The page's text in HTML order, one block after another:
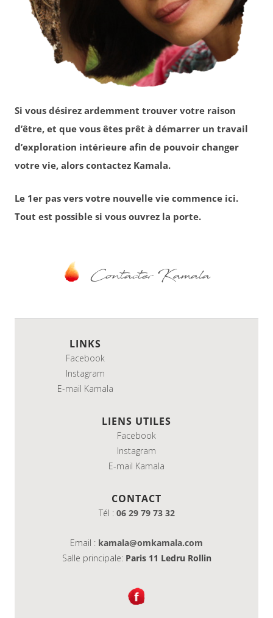
Si vous désirez ardemment trouver votre raison
d’être, et que vous êtes prêt à démarrer un travail
d’exploration intérieure afin de pouvoir changer
votre vie, alors contactez Kamala.
Le 1er pas vers votre nouvelle vie commence ici.
Tout est possible si vous ouvrez la porte.
Contacter Kamala
LINKS
Facebook
Instagram
E-mail Kamala
LIENS UTILES
Facebook
Instagram
E-mail Kamala
CONTACT
Tél : 06 29 79 73 32
Email : kamala@omkamala.com
Salle principale: Paris 11 Ledru Rollin